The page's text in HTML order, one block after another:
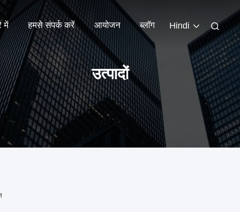
में हमसे संपर्क करें आयोजन ब्लॉग Hindi
उत्पादों